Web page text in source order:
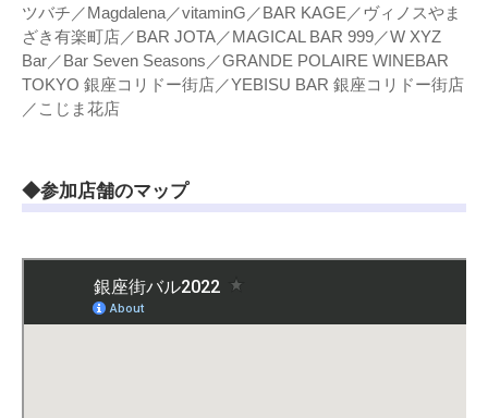
ツバチ／Magdalena／vitaminG／BAR KAGE／ヴィノスやま
ざき有楽町店／BAR JOTA／MAGICAL BAR 999／W XYZ
Bar／Bar Seven Seasons／GRANDE POLAIRE WINEBAR
TOKYO 銀座コリドー街店／YEBISU BAR 銀座コリドー街店
／こじま花店
◆参加店舗のマップ